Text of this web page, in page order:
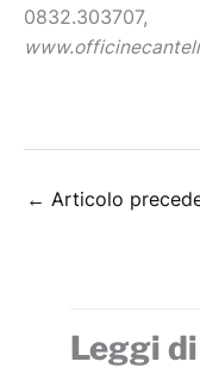
← Articolo
Leggi